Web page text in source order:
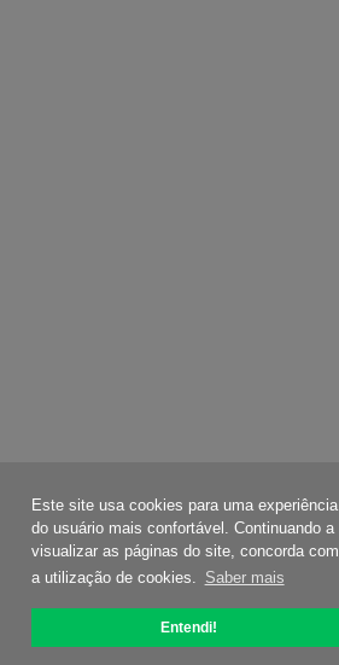
Este site usa cookies para uma experiência
do usuário mais confortável. Continuando a
visualizar as páginas do site, concorda com
a utilização de cookies. Saber mais
Entendi!